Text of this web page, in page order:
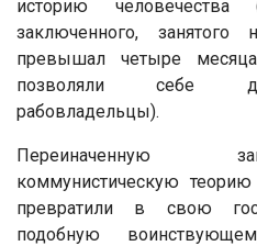
историю
заключенного,
превышал четыре
позволяли себе
рабовладельцы).
Переиначенную
коммунистическую
превратили в свою
подобную